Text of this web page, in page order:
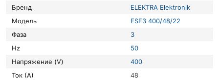
Бренд
ELEKTRA Elektronik
Модель
ESF3 400/48/22
Фаза
3
Hz
50
Напряжение (V)
400
Ток (А)
48